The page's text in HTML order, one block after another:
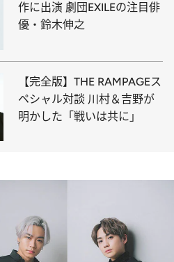
作に出演 劇団EXILEの注目俳
優・鈴木伸之
【完全版】THE RAMPAGEス
ペシャル対談 川村＆吉野が
明かした「戦いは共に」